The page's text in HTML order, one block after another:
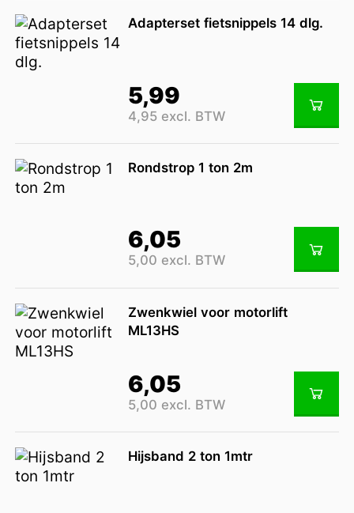
Adapterset fietsnippels 14 dlg.
5,99
4,95 excl. BTW
Rondstrop 1 ton 2m
6,05
5,00 excl. BTW
Zwenkwiel voor motorlift
ML13HS
6,05
5,00 excl. BTW
Hijsband 2 ton 1mtr